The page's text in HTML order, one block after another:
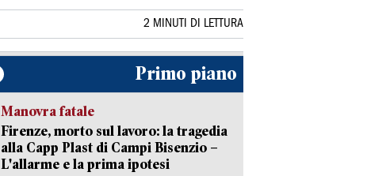
2 MINUTI DI LETTURA
Primo piano
Manovra fatale
Firenze, morto sul lavoro: la tragedia
alla Capp Plast di Campi Bisenzio –
L'allarme e la prima ipotesi